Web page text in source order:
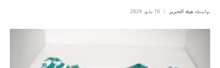
بواسطة هيئة التحرير 16 مايو، 2024